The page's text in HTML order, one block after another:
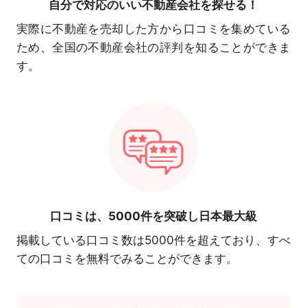
自分で対応のいい不動産会社を探せる！
実際に不動産を売却した方から口コミを集めている
ため、全国の不動産会社の評判を知ることができま
す。
口コミは、 5000件を突破し日本最大級
掲載している口コミ数は5000件を超えており、すべ
ての口コミを無料でみることができます。